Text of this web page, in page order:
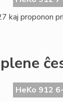
kaj proponon
HeKo 912